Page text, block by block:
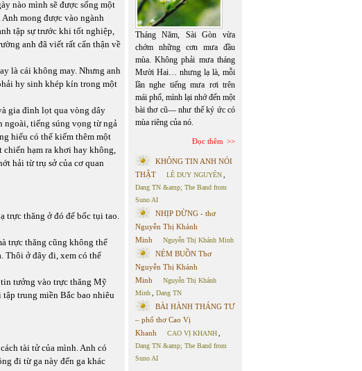
nào mình sẽ được sống một
mong được vào ngành
tập sự trước khi tốt nghiệp,
anh đã viết rất cẩn thận về
là cái không may. Nhưng anh
hy sinh khép kín trong một
gia đình lọt qua vòng dây
ngoài, tiếng súng vọng từ ngả
hiểu có thể kiếm thêm một
chiến hạm ra khơi hay không,
hải từ trụ sở của cơ quan
trực thăng ở đó để bốc tụi tao.
trực thăng cũng không thể
Thôi ở đây đi, xem có thể
tưởng vào trực thăng Mỹ
trung miền Bắc bao nhiêu
tài tử của mình. Anh có
đi từ ga này đến ga khác
Tháng Năm, Sài Gòn vừa
chớm những cơn mưa đầu
mùa. Không phải mưa tháng
Mười Hai… nhưng lạ là, mỗi
lần nghe tiếng mưa rơi trên
mái phố, mình lại nhớ đến một
bài thơ cũ— như thể ký ức có
mùa riêng của nó.
Đọc thêm
KHÔNG TIN ANH NÓI
THẬT
LÊ DUY NGUYÊN
Dang TN &amp; The Band from
Suno AI
NHỊP DỪNG - thơ
Nguyễn Thị Khánh
Minh
Nguyễn Thị Khánh Minh
NÉM BUỒN Thơ
Nguyễn Thị Khánh
Minh
Nguyễn Thị Khánh
Minh
Dang TN
BÀI HÀNH THÁNG TƯ
– phổ thơ Cao Vị
Khanh
CAO VỊ KHANH
Dang TN &amp; The Band from
Suno AI